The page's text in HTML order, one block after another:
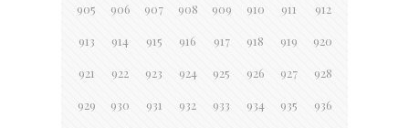
905 906 907 908 909 910 911 912
913 914 915 916 917 918 919 920
921 922 923 924 925 926 927 928
929 930 931 932 933 934 935 936